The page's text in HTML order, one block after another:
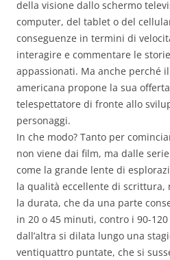
della visione dallo schermo
computer, del tablet o del
conseguenze in termini di
interagire e commentare le
appassionati. Ma anche perché
americana propone la sua
telespettatore di fronte allo
personaggi.
In che modo? Tanto per
non viene dai film, ma dalle
come la grande lente di
la qualità eccellente di scrittura,
la durata, che da una parte
in 20 o 45 minuti, contro i 90-
dall’altra si dilata lungo una
ventiquattro puntate, che si